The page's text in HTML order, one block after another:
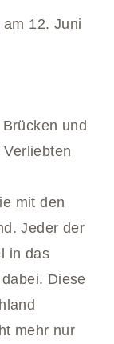
12. Juni
und
mit den
Jeder der
in das
Diese
mehr nur